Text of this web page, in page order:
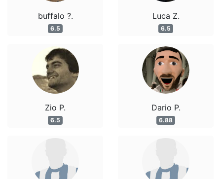
buffalo ?.
6.5
Zio P.
6.5
Luca Z.
6.5
Dario P.
6.88